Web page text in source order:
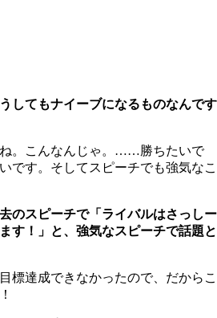
してもナイーブになるものなんです
。こんなんじゃ。……勝ちたいで
です。そしてスピーチでも強気なこ
のスピーチで「ライバルはさっしー
す！」と、強気なスピーチで話題と
標達成できなかったので、だからこ